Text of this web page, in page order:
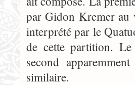
par Gidon Kremer au
interprété par le
de cette partition.
second
similaire.